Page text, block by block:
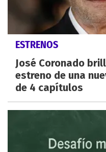
ESTRENOS
José Coronado
estreno de una
de 4 capítulos